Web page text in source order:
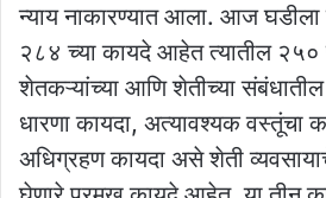
न्याय नाकारण्यात आला. आज घडीला
२८४ च्या कायदे आहेत त्यातील २५०
शेतकऱ्यांच्या आणि शेतीच्या
धारणा कायदा, अत्यावश्यक वस्तूंचा
अधिग्रहण कायदा असे शेती